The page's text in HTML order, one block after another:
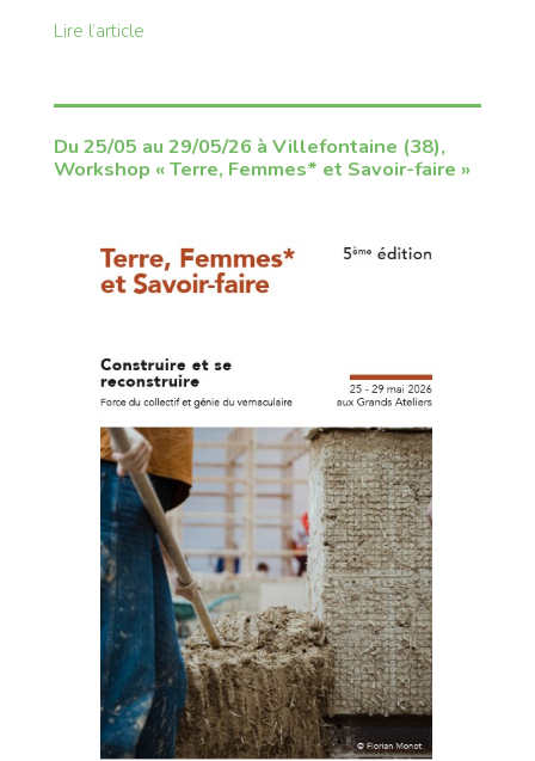
Lire l’article
Du 25/05 au 29/05/26 à Villefontaine (38),
Workshop « Terre, Femmes* et Savoir-faire »